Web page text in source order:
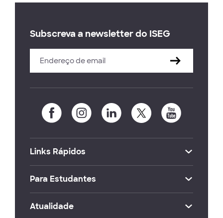
Subscreva a newsletter do ISEG
Links Rápidos
Para Estudantes
Atualidade